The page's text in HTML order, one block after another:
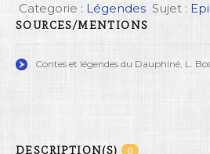
Categorie : Légendes Sujet :
SOURCES/MENTIONS
Contes et légendes du Dauphiné, L.
DESCRIPTION(S) 0